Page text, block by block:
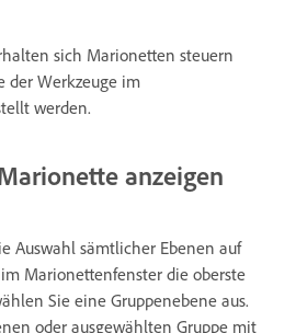
sich Marionetten steuern
der Werkzeuge im
werden.
anzeigen
Auswahl sämtlicher Ebenen auf
Marionettenfenster die oberste
Sie eine Gruppenebene aus.
oder ausgewählten Gruppe mit